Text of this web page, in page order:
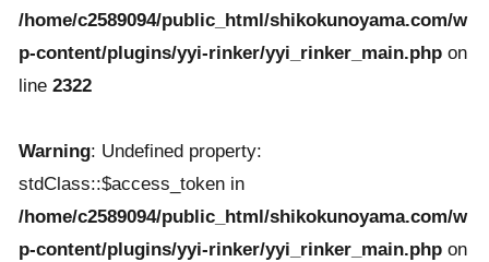
/home/c2589094/public_html/shikokunoyama.com/w
p-content/plugins/yyi-rinker/yyi_rinker_main.php on
line 2322
Warning: Undefined property:
stdClass::$access_token in
/home/c2589094/public_html/shikokunoyama.com/w
p-content/plugins/yyi-rinker/yyi_rinker_main.php on